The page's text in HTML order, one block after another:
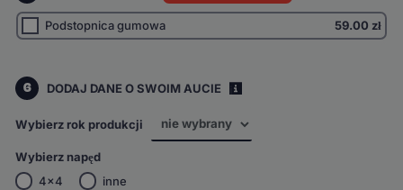
Podstopnica gumowa 59.00 zł
6 DODAJ DANE O SWOIM AUCIE
Wybierz rok produkcji
Wybierz napęd
4x4
inne